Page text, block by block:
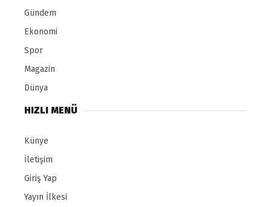
Gündem
Ekonomi
Spor
Magazin
Dünya
HIZLI MENÜ
Künye
İletişim
Giriş Yap
Yayın İlkesi